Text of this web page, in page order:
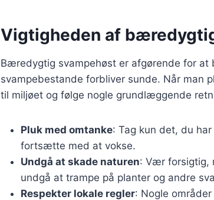
Vigtigheden af
Bæredygtig svampehøst er afgørende for at
svampebestande forbliver sunde. Når man
til miljøet og følge nogle grundlæggende
Pluk med omtanke: Tag kun det, du
fortsætte med at vokse.
Undgå at skade naturen: Vær forsigtig,
undgå at trampe på planter og andre
Respekter lokale regler: Nogle